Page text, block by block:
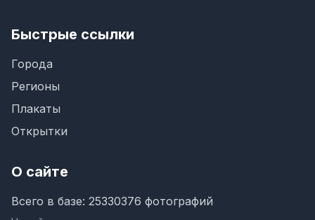
Быстрые ссылки
Города
Регионы
Плакаты
Открытки
О сайте
Всего в базе: 25330376 фотографий